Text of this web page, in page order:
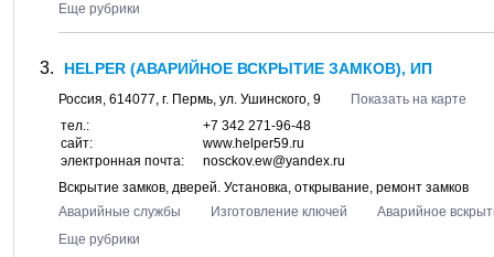
Еще рубрики
HELPER (АВАРИЙНОЕ ВСКРЫТИЕ ЗАМКОВ), ИП
Россия, 614077, г. Пермь, ул. Ушинского, 9
Показать на карте
тел.:
+7 342 271-96-48
сайт:
www.helper59.ru
электронная почта:
nosckov.ew@yandex.ru
Вскрытие замков, дверей. Установка, открывание, ремонт замков
Аварийные службы
Изготовление ключей
Аварийное
Еще рубрики